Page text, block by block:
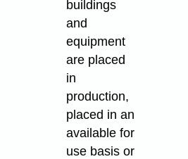
buildings
and
equipment
are placed
in
production,
placed in an
available for
use basis or